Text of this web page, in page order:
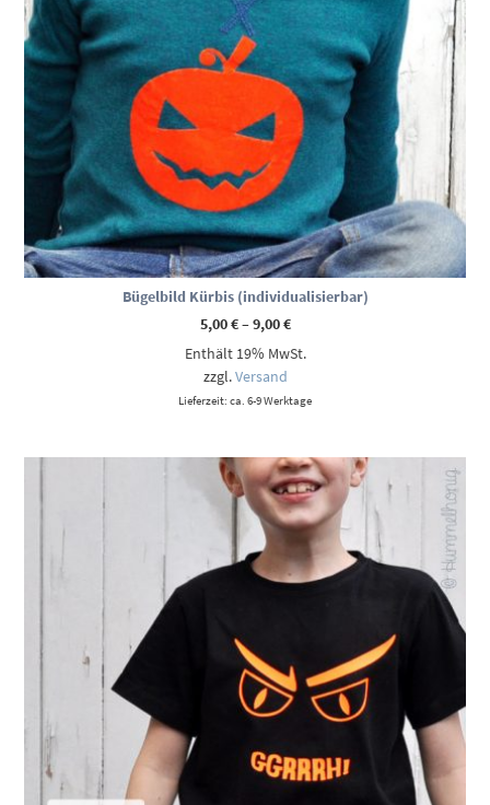
Bügelbild Kürbis (individualisierbar)
5,00€–9,00€Preisspanne:
bis
Enthält 19% MwSt.
zzgl.Versand
Lieferzeit: ca. 6-9 Werktage